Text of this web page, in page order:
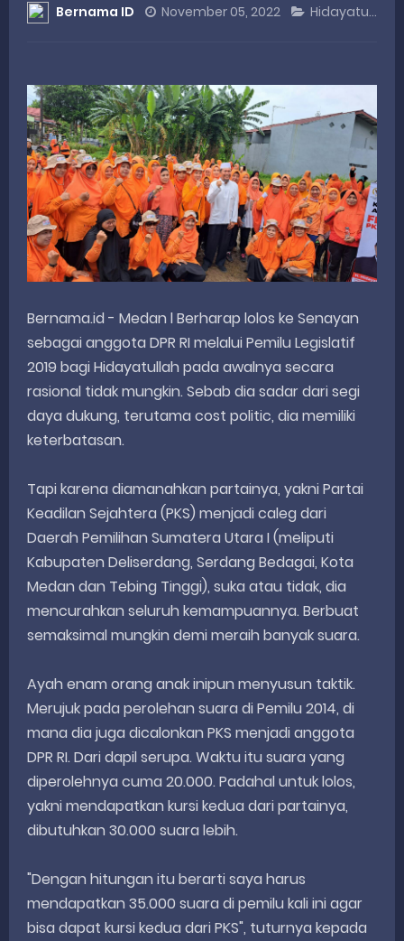
Danpusterad Resmi Tutup Program Bakti TNI AD Untuk Rakyat di Kabupaten Kepulauan Mentawai
IHSG Bangkit dan Rupiah Menguat, Rahmat Saleh Apresiasi Gerak Cepat Dasco
Rahmat Saleh Nilai Penataan BUMN Perlu, Asalkan Layanan Publik Tetap Terjaga
Sunday, 9 August
Bernama ID November 05, 2022 Hidayatullah SE
Bernama.id - Medan l Berharap lolos ke Senayan
sebagai anggota DPR RI melalui Pemilu Legislatif
2019 bagi Hidayatullah pada awalnya secara
rasional tidak mungkin. Sebab dia sadar dari segi
daya dukung, terutama cost politic, dia memiliki
keterbatasan.
Tapi karena diamanahkan partainya, yakni Partai
Keadilan Sejahtera (PKS) menjadi caleg dari
Daerah Pemilihan Sumatera Utara I (meliputi
Kabupaten Deliserdang, Serdang Bedagai, Kota
Medan dan Tebing Tinggi), suka atau tidak, dia
mencurahkan seluruh kemampuannya. Berbuat
semaksimal mungkin demi meraih banyak suara.
Ayah enam orang anak inipun menyusun taktik.
Merujuk pada perolehan suara di Pemilu 2014, di
mana dia juga dicalonkan PKS menjadi anggota
DPR RI. Dari dapil serupa. Waktu itu suara yang
diperolehnya cuma 20.000. Padahal untuk lolos,
yakni mendapatkan kursi kedua dari partainya,
dibutuhkan 30.000 suara lebih.
"Dengan hitungan itu berarti saya harus
mendapatkan 35.000 suara di pemilu kali ini agar
bisa dapat kursi kedua dari PKS", tuturnya kepada